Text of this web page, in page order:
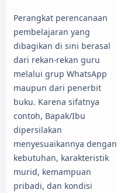
Perangkat perencanaan
pembelajaran yang
dibagikan di sini berasal
dari rekan-rekan guru
melalui grup WhatsApp
maupun dari penerbit
buku. Karena sifatnya
contoh, Bapak/Ibu
dipersilakan
menyesuaikannya dengan
kebutuhan, karakteristik
murid, kemampuan
pribadi, dan kondisi